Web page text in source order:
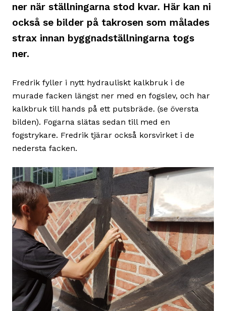
ner när ställningarna stod kvar. Här kan ni
också se bilder på takrosen som målades
strax innan byggnadställningarna togs
ner.
Fredrik fyller i nytt hydrauliskt kalkbruk i de
murade facken längst ner med en fogslev, och har
kalkbruk till hands på ett putsbräde. (se översta
bilden). Fogarna slätas sedan till med en
fogstrykare. Fredrik tjärar också korsvirket i de
nedersta facken.